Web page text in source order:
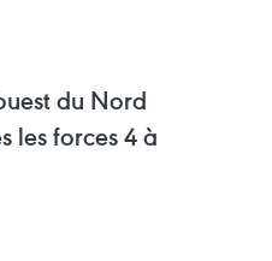
du Nord
les forces 4 à